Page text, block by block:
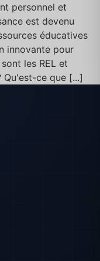
personnel et
est devenu
éducatives
innovante pour
les REL et
ce que [...]